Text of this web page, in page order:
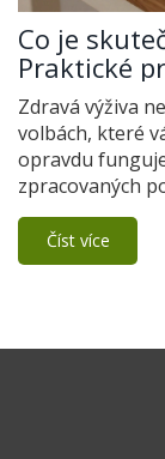
Co je
Praktické
Zdravá výživa
volbách, které
opravdu
zpracovaných
Číst více